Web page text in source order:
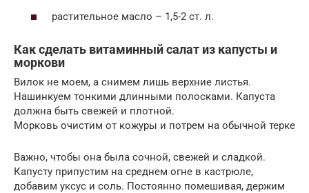
растительное масло – 1,5-2 ст. л.
Как сделать витаминный салат из капусты и
моркови
Вилок не моем, а снимем лишь верхние листья.
Нашинкуем тонкими длинными полосками. Капуста
должна быть свежей и плотной.
Морковь очистим от кожуры и потрем на обычной терке
Важно, чтобы она была сочной, свежей и сладкой.
Капусту припустим на среднем огне в кастрюле,
добавим уксус и соль. Постоянно помешивая, держим